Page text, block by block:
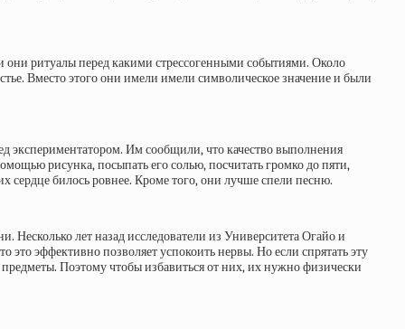
они ритуалы перед какими стрессогенными событиями. Около
Вместо этого они имели имели символическое значение и были
экспериментатором. Им сообщили, что качество выполнения
рисунка, посыпать его солью, посчитать громко до пяти,
сердце билось ровнее. Кроме того, они лучше спели песню.
Несколько лет назад исследователи из Университета Огайо и
это эффективно позволяет успокоить нервы. Но если спрятать эту
Поэтому чтобы избавиться от них, их нужно физически